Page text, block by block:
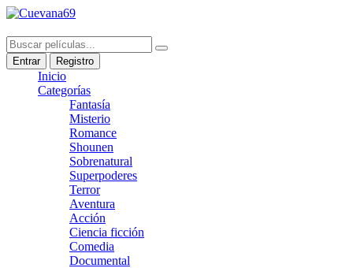
Entrar Registro
Inicio
Categorías
Fantasía
Misterio
Romance
Shounen
Sobrenatural
Superpoderes
Terror
Aventura
Acción
Ciencia ficción
Comedia
Documental